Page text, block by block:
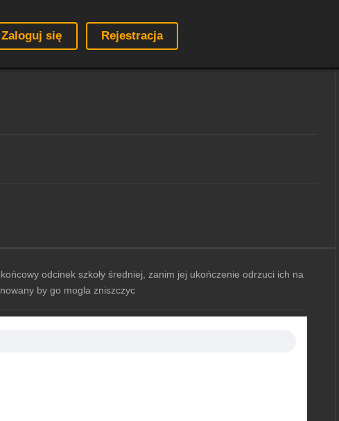
Zaloguj się Rejestracja
odcinek szkoły średniej, zanim jej ukończenie odrzuci ich na
by go mogla zniszczyc